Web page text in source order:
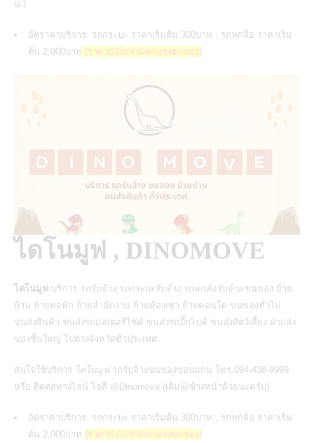
น.)
อัตราค่าบริการ: รถกระบะ ราคาเริ่มต้น 300บาท , รถหกล้อ ราคาเริ่ม
ต้น 2,000บาท (ราคายังไม่รวมค่าแรงยกของ)
ไดโนมูฟ , DINOMOVE
ไดโนมูฟ บริการ รถรับจ้าง,รถกระบะรับจ้าง,รถหกล้อรับจ้างขนของ ย้าย
บ้าน ย้ายหอพัก ย้ายสำนักงาน ย้ายห้องเช่า ย้ายคอนโด ขนของทั่วไป
ขนส่งสินค้า ขนส่งรถมอเตอร์ไซค์ ขนส่งรถบิ๊กไบค์ ขนส่งสัตว์เลี้ยง ฝากส่ง
ของชิ้นใหญ่ ไปต่างจังหวัดทั่วประเทศ
สนใจใช้บริการ ไดโนมูฟ รถรับจ้างขนของขอนแก่น โทร.094-438-9999
หรือ ติดต่อทางไลน์ ไอดี @Dinomove (เติม@ข้างหน้าด้วยนะครับ)
อัตราค่าบริการ: รถกระบะ ราคาเริ่มต้น 300บาท , รถหกล้อ ราคาเริ่ม
ต้น 2,000บาท (ราคายังไม่รวมค่าแรงยกของ)